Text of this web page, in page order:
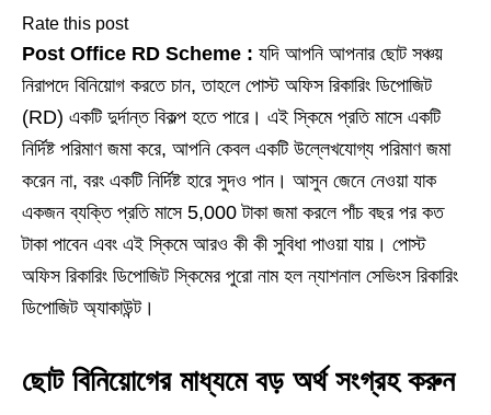
Rate this post
Post Office RD Scheme : যদি আপনি আপনার ছোট সঞ্চয়
নিরাপদে বিনিয়োগ করতে চান, তাহলে পোস্ট অফিস রিকারিং ডিপোজিট
(RD) একটি দুর্দান্ত বিকল্প হতে পারে। এই স্কিমে প্রতি মাসে একটি
নির্দিষ্ট পরিমাণ জমা করে, আপনি কেবল একটি উল্লেখযোগ্য পরিমাণ জমা
করেন না, বরং একটি নির্দিষ্ট হারে সুদও পান। আসুন জেনে নেওয়া যাক
একজন ব্যক্তি প্রতি মাসে 5,000 টাকা জমা করলে পাঁচ বছর পর কত
টাকা পাবেন এবং এই স্কিমে আরও কী কী সুবিধা পাওয়া যায়। পোস্ট
অফিস রিকারিং ডিপোজিট স্কিমের পুরো নাম হল ন্যাশনাল সেভিংস রিকারিং
ডিপোজিট অ্যাকাউন্ট।
ছোট বিনিয়োগের মাধ্যমে বড় অর্থ সংগ্রহ করুন